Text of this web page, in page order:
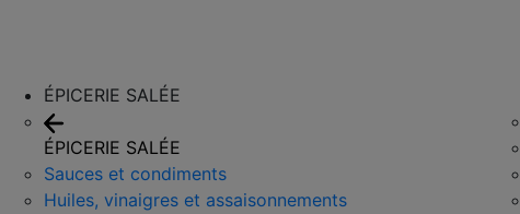
ÉPICERIE SALÉE
ÉPICERIE SALÉE
Sauces et condiments
Huiles, vinaigres et assaisonnements